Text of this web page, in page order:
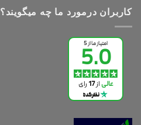
کاربران درمورد ما چه میگویند؟